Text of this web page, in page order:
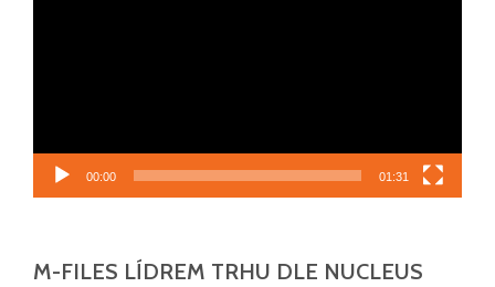
00:00 01:31
M-FILES LÍDREM TRHU DLE NUCLEUS